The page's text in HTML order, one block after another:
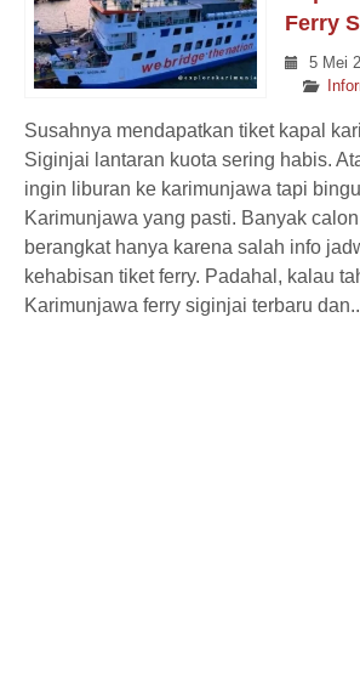
Ferry
5 Mei
Susahnya mendapatkan tiket kapal
Siginjai lantaran kuota sering habis.
ingin liburan ke karimunjawa tapi
Karimunjawa yang pasti. Banyak
berangkat hanya karena salah info
kehabisan tiket ferry. Padahal, kalau
Karimunjawa ferry siginjai terbaru